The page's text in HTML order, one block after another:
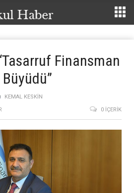
Finansman
KEMAL KESKIN
0 İÇERIK